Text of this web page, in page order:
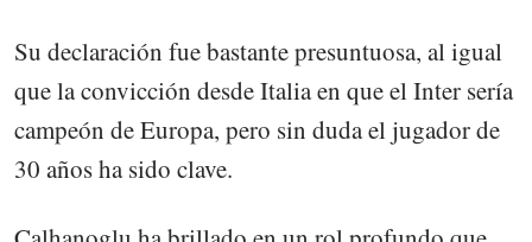
Su declaración fue bastante presuntuosa, al igual
que la convicción desde Italia en que el Inter sería
campeón de Europa, pero sin duda el jugador de
30 años ha sido clave.